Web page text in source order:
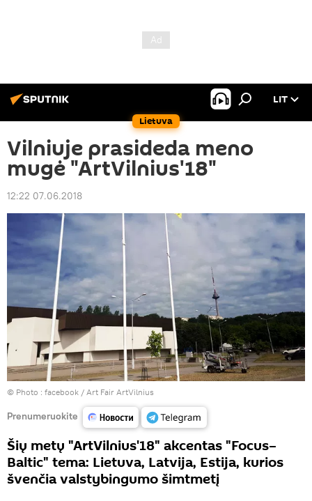
Lietuva
LIT
Vilniuje prasideda meno
mugė "ArtVilnius'18"
12:22 07.06.2018
© Photo : facebook / Art Fair ArtVilnius
Prenumeruokite
Šių metų "ArtVilnius'18" akcentas "Focus–
Baltic" tema: Lietuva, Latvija, Estija, kurios
švenčia valstybingumo šimtmetį